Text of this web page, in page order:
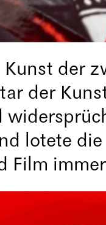
der
der
lotete die
Film